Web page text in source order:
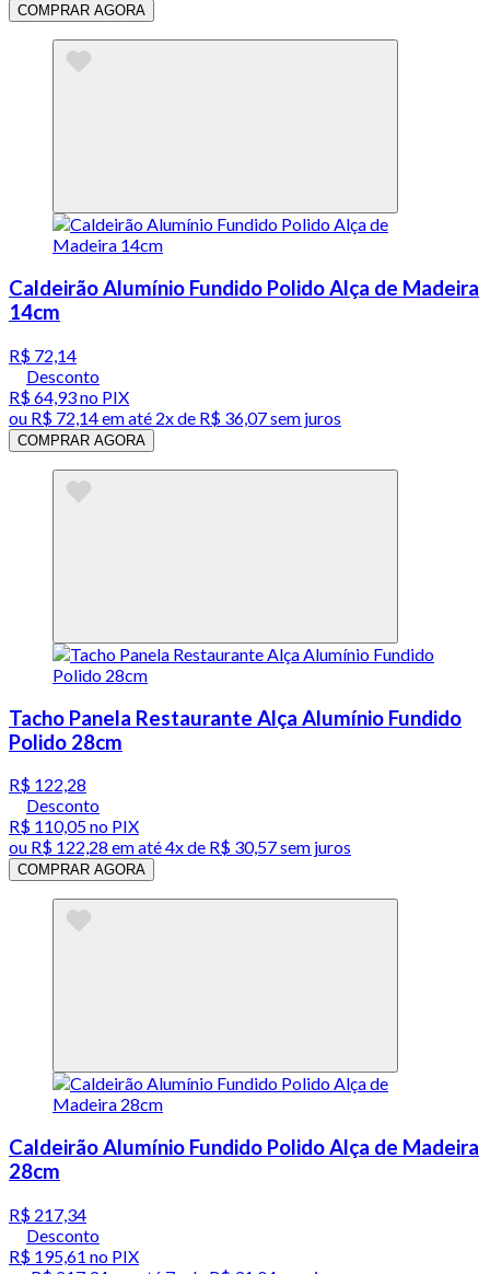
COMPRAR AGORA
Caldeirão Alumínio Fundido Polido Alça de Madeira
14cm
R$ 72,14
Desconto
R$ 64,93no PIX
ou R$ 72,14em até 2x de R$ 36,07 sem juros
COMPRAR AGORA
Tacho Panela Restaurante Alça Alumínio Fundido
Polido 28cm
R$ 122,28
Desconto
R$ 110,05no PIX
ou R$ 122,28 em até4x de R$ 30,57 sem juros
COMPRAR AGORA
Caldeirão Alumínio Fundido Polido Alça de Madeira
28cm
R$ 217,34
Desconto
R$ 195,61 no PIX